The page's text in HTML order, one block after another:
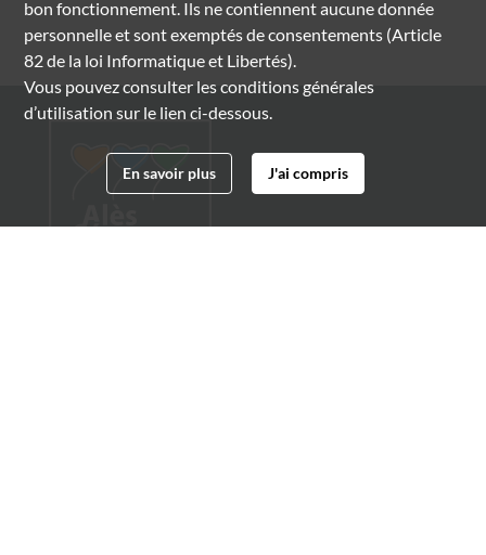
bon fonctionnement. Ils ne contiennent aucune donnée
personnelle et sont exemptés de consentements (Article
82 de la loi Informatique et Libertés).
Vous pouvez consulter les conditions générales
d’utilisation sur le lien ci-dessous.
En savoir plus J'ai compris